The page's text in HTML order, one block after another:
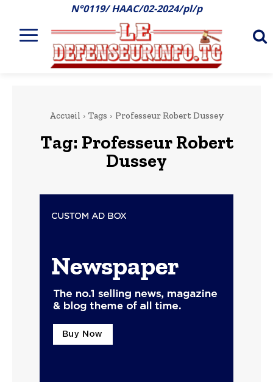
N°0119/ HAAC/02-2024/pl/p
Accueil Tags Professeur Robert Dussey
Tag: Professeur Robert
Dussey